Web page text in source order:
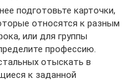
подготовьте карточки,
относятся к разным
или для группы
профессию.
отыскать в
к заданной